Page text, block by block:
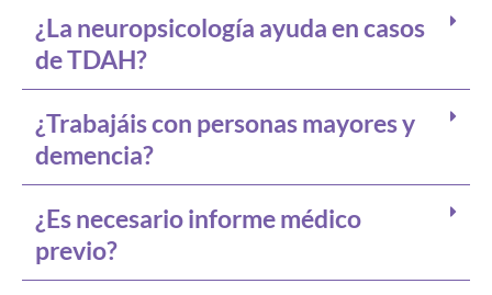
¿La neuropsicología ayuda en casos
de TDAH?
¿Trabajáis con personas mayores y
demencia?
¿Es necesario informe médico
previo?